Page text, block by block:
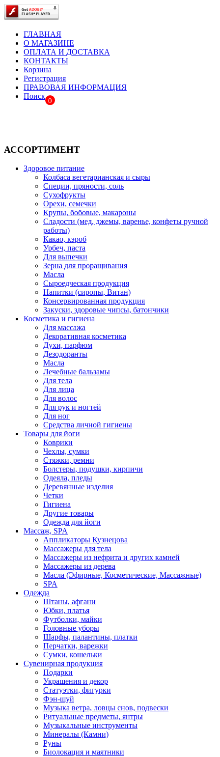
ГЛАВНАЯ
О МАГАЗИНЕ
ОПЛАТА И ДОСТАВКА
КОНТАКТЫ
Корзина
Регистрация
ПРАВОВАЯ ИНФОРМАЦИЯ
Поиск
0
АССОРТИМЕНТ
Здоровое питание
Колбаса вегетарианская и сыры
Специи, пряности, соль
Сухофрукты
Орехи, семечки
Крупы, бобовые, макароны
Сладости (мед, джемы, варенье, конфеты ручной
работы)
Какао, кэроб
Урбеч, паста
Для выпечки
Зерна для проращивания
Масла
Сыроедческая продукция
Напитки (сиропы, Витан)
Консервированная продукция
Закуски, здоровые чипсы, батончики
Косметика и гигиена
Для массажа
Декоративная косметика
Духи, парфюм
Дезодоранты
Масла
Лечебные бальзамы
Для тела
Для лица
Для волос
Для рук и ногтей
Для ног
Средства личной гигиены
Товары для йоги
Коврики
Чехлы, сумки
Стяжки, ремни
Болстеры, подушки, кирпичи
Одеяла, пледы
Деревянные изделия
Четки
Гигиена
Другие товары
Одежда для йоги
Массаж, SPA
Аппликаторы Кузнецова
Массажеры для тела
Массажеры из нефрита и других камней
Массажеры из дерева
Масла (Эфирные, Косметические, Массажные)
SPA
Одежда
Штаны, афгани
Юбки, платья
Футболки, майки
Головные уборы
Шарфы, палантины, платки
Перчатки, варежки
Сумки, кошельки
Сувенирная продукция
Подарки
Украшения и декор
Статуэтки, фигурки
Фэн-шуй
Музыка ветра, ловцы снов, подвески
Ритуальные предметы, янтры
Музыкальные инструменты
Минералы (Камни)
Руны
Биолокация и маятники